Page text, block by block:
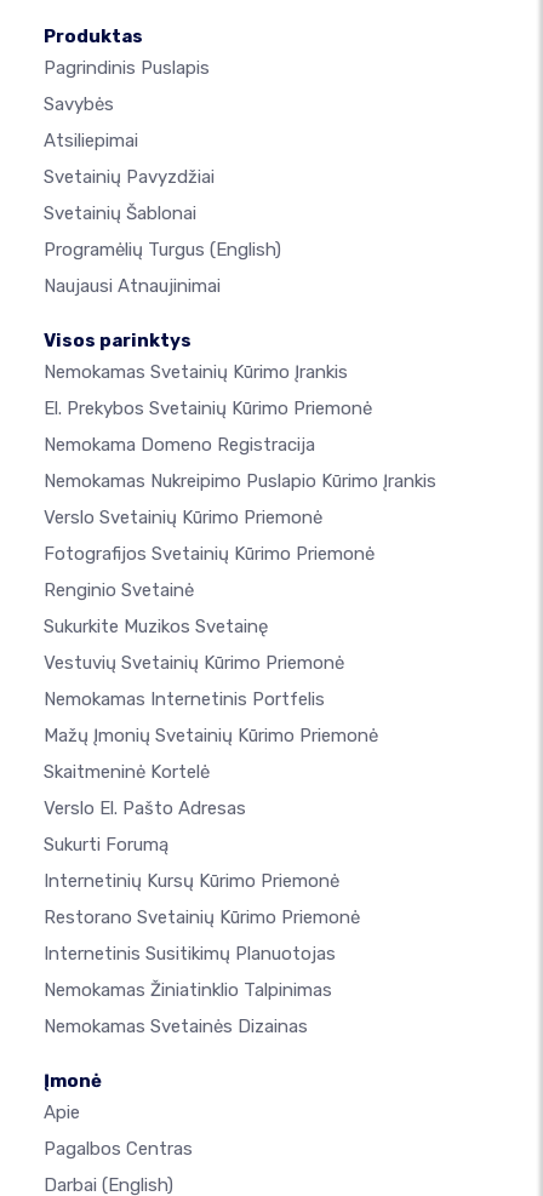
Produktas
Pagrindinis Puslapis
Savybės
Atsiliepimai
Svetainių Pavyzdžiai
Svetainių Šablonai
Programėlių Turgus (English)
Naujausi Atnaujinimai
Visos parinktys
Nemokamas Svetainių Kūrimo Įrankis
El. Prekybos Svetainių Kūrimo Priemonė
Nemokama Domeno Registracija
Nemokamas Nukreipimo Puslapio Kūrimo Įrankis
Verslo Svetainių Kūrimo Priemonė
Fotografijos Svetainių Kūrimo Priemonė
Renginio Svetainė
Sukurkite Muzikos Svetainę
Vestuvių Svetainių Kūrimo Priemonė
Nemokamas Internetinis Portfelis
Mažų Įmonių Svetainių Kūrimo Priemonė
Skaitmeninė Kortelė
Verslo El. Pašto Adresas
Sukurti Forumą
Internetinių Kursų Kūrimo Priemonė
Restorano Svetainių Kūrimo Priemonė
Internetinis Susitikimų Planuotojas
Nemokamas Žiniatinklio Talpinimas
Nemokamas Svetainės Dizainas
Įmonė
Apie
Pagalbos Centras
Darbai (English)